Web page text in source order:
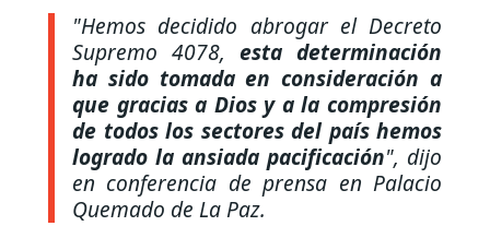
"Hemos decidido abrogar el Decreto
Supremo 4078, esta determinación
ha sido tomada en consideración a
que gracias a Dios y a la compresión
de todos los sectores del país hemos
logrado la ansiada pacificación", dijo
en conferencia de prensa en Palacio
Quemado de La Paz.